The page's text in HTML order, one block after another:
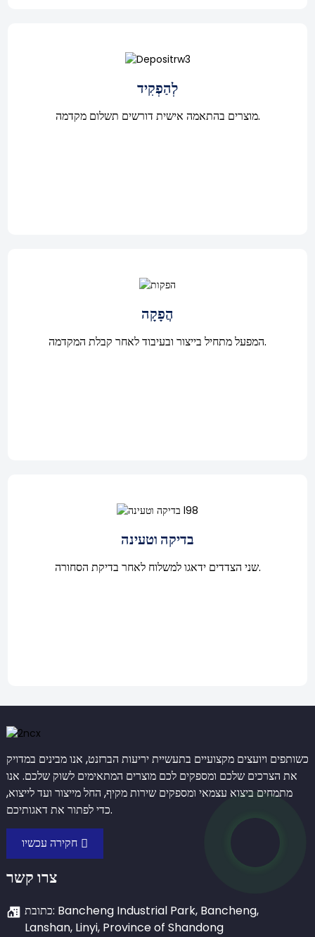
לְהַפְקִיד
מוצרים בהתאמה אישית דורשים תשלום מקדמה.
הֲפָקָה
המפעל מתחיל בייצור ובעיבוד לאחר קבלת המקדמה.
בדיקה וטעינה
שני הצדדים ידאגו למשלוח לאחר בדיקת הסחורה.
כשותפים ויועצים מקצועיים בתעשיית יריעות הברזנט, אנו מבינים במדויק
את הצרכים שלכם ומספקים לכם מוצרים המתאימים לשוק שלכם. אנו
מתמחים ביצוא עצמאי ומספקים שירות מקיף, החל מייצור ועד לייצוא,
כדי לפתור את דאגותיכם.
חקירה עכשיו
צרו קשר
כתובת: Bancheng Industrial Park, Bancheng,
Lanshan, Linyi, Province of Shandong